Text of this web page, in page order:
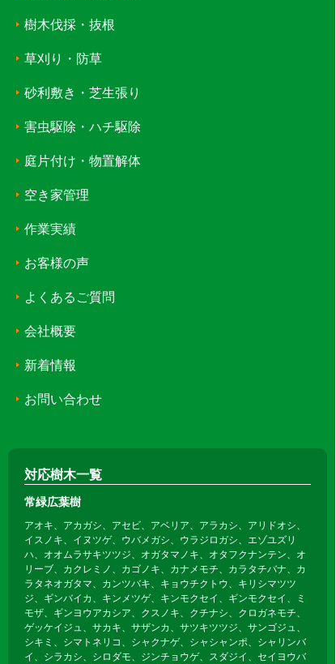
樹木伐採・抜根
草刈り・防草
砂利敷き・芝生張り
害虫駆除・ハチ駆除
庭片付け・物置解体
空き家管理
作業実績
お客様の声
よくあるご質問
会社概要
新着情報
お問い合わせ
対応樹木一覧
常緑広葉樹
アオキ、アカガシ、アセビ、アベリア、アラカシ、アリドオシ、
イスノキ、イヌツゲ、ウバメガシ、ウラジロガシ、エゾユズリ
ハ、オオムラサキツツジ、オガタマノキ、オタフクナンテン、オ
リーブ、カクレミノ、カゴノキ、カナメモチ、カラタチバナ、カ
ラタネオガタマ、カンツバキ、キョウチクトウ、キリシマツツ
ジ、ギンバイカ、キンメツゲ、キンモクセイ、ギンモクセイ、ミ
モザ、ギンヨウアカシア、クスノキ、クチナシ、クロガネモチ、
ゲッケイジュ、サカキ、サザンカ、サツキツツジ、サンゴジュ、
シキミ、シマトネリコ、シャクナゲ、シャシャンポ、シャリンバ
イ、シラカシ、シロダモ、ジンチョウゲ、スダジイ、セイヨウバ